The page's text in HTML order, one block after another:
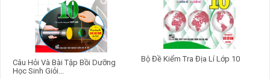
Câu Hỏi Và Bài Tập Bồi Dưỡng
Học Sinh Giỏi...
Bộ Đề Kiểm Tra Địa Lí Lớp 10